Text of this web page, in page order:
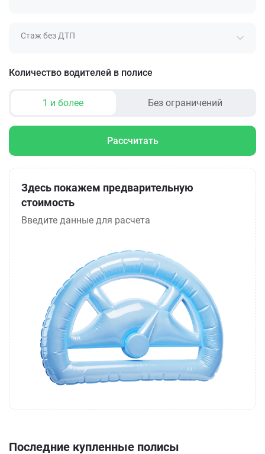
Стаж без ДТП
Количество водителей в полисе
1 и более Без ограничений
Рассчитать
Здесь покажем предварительную
стоимость
Введите данные для расчета
Последние купленные полисы